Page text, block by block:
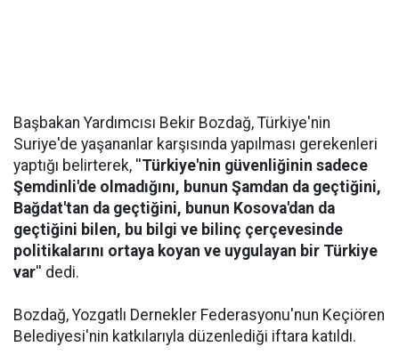
Başbakan Yardımcısı Bekir Bozdağ, Türkiye'nin
Suriye'de yaşananlar karşısında yapılması gerekenleri
yaptığı belirterek, ''Türkiye'nin güvenliğinin sadece
Şemdinli'de olmadığını, bunun Şamdan da geçtiğini,
Bağdat'tan da geçtiğini, bunun Kosova'dan da
geçtiğini bilen, bu bilgi ve bilinç çerçevesinde
politikalarını ortaya koyan ve uygulayan bir Türkiye
var'' dedi.
Bozdağ, Yozgatlı Dernekler Federasyonu'nun Keçiören
Belediyesi'nin katkılarıyla düzenlediği iftara katıldı.